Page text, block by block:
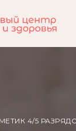
4/5